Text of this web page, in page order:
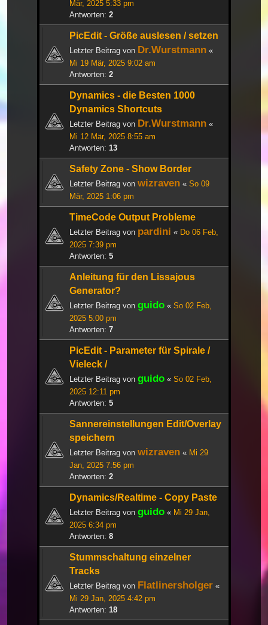
Mär, 2025 5:33 pm
Antworten: 2
PicEdit - Größe auslesen / setzen
Letzter Beitrag von Dr.Wurstmann «
Mi 19 Mär, 2025 9:02 am
Antworten: 2
Dynamics - die Besten 1000
Dynamics Shortcuts
Letzter Beitrag von Dr.Wurstmann «
Mi 12 Mär, 2025 8:55 am
Antworten: 13
Safety Zone - Show Border
Letzter Beitrag von wizraven « So 09
Mär, 2025 1:06 pm
TimeCode Output Probleme
Letzter Beitrag von pardini « Do 06 Feb,
2025 7:39 pm
Antworten: 5
Anleitung für den Lissajous
Generator?
Letzter Beitrag von guido « So 02 Feb,
2025 5:00 pm
Antworten: 7
PicEdit - Parameter für Spirale /
Vieleck /
Letzter Beitrag von guido « So 02 Feb,
2025 12:11 pm
Antworten: 5
Sannereinstellungen Edit/Overlay
speichern
Letzter Beitrag von wizraven « Mi 29
Jan, 2025 7:56 pm
Antworten: 2
Dynamics/Realtime - Copy Paste
Letzter Beitrag von guido « Mi 29 Jan,
2025 6:34 pm
Antworten: 8
Stummschaltung einzelner
Tracks
Letzter Beitrag von Flatlinersholger «
Mi 29 Jan, 2025 4:42 pm
Antworten: 18